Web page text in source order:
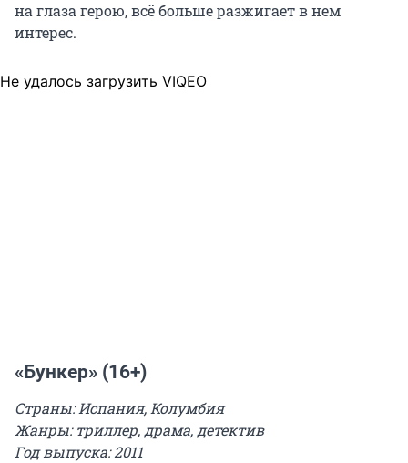
на глаза герою, всё больше разжигает в нем
интерес.
Не удалось загрузить VIQEO
«Бункер» (16+)
Страны: Испания, Колумбия
Жанры: триллер, драма, детектив
Год выпуска: 2011